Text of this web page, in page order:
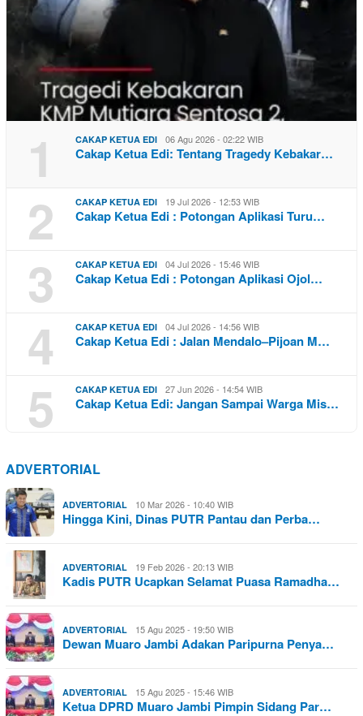
1 CAKAP KETUA EDI 06 Agu 2026 - 02:22 WIB
Cakap Ketua Edi: Tentang Tragedy Kebakar…
2 CAKAP KETUA EDI 19 Jul 2026 - 12:53 WIB
Cakap Ketua Edi : Potongan Aplikasi Turu…
3 CAKAP KETUA EDI 04 Jul 2026 - 15:46 WIB
Cakap Ketua Edi : Potongan Aplikasi Ojol…
4 CAKAP KETUA EDI 04 Jul 2026 - 14:56 WIB
Cakap Ketua Edi : Jalan Mendalo–Pijoan M…
5 CAKAP KETUA EDI 27 Jun 2026 - 14:54 WIB
Cakap Ketua Edi: Jangan Sampai Warga Mis…
ADVERTORIAL
ADVERTORIAL 10 Mar 2026 - 10:40 WIB
Hingga Kini, Dinas PUTR Pantau dan Perba…
ADVERTORIAL 19 Feb 2026 - 20:13 WIB
Kadis PUTR Ucapkan Selamat Puasa Ramadha…
ADVERTORIAL 15 Agu 2025 - 19:50 WIB
Dewan Muaro Jambi Adakan Paripurna Penya…
ADVERTORIAL 15 Agu 2025 - 15:46 WIB
Ketua DPRD Muaro Jambi Pimpin Sidang Par…